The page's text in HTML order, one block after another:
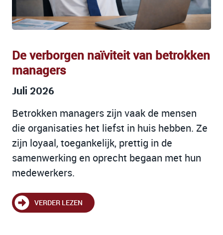
De verborgen naïviteit van betrokken
managers
Juli 2026
Betrokken managers zijn vaak de mensen
die organisaties het liefst in huis hebben. Ze
zijn loyaal, toegankelijk, prettig in de
samenwerking en oprecht begaan met hun
medewerkers.
VERDER LEZEN